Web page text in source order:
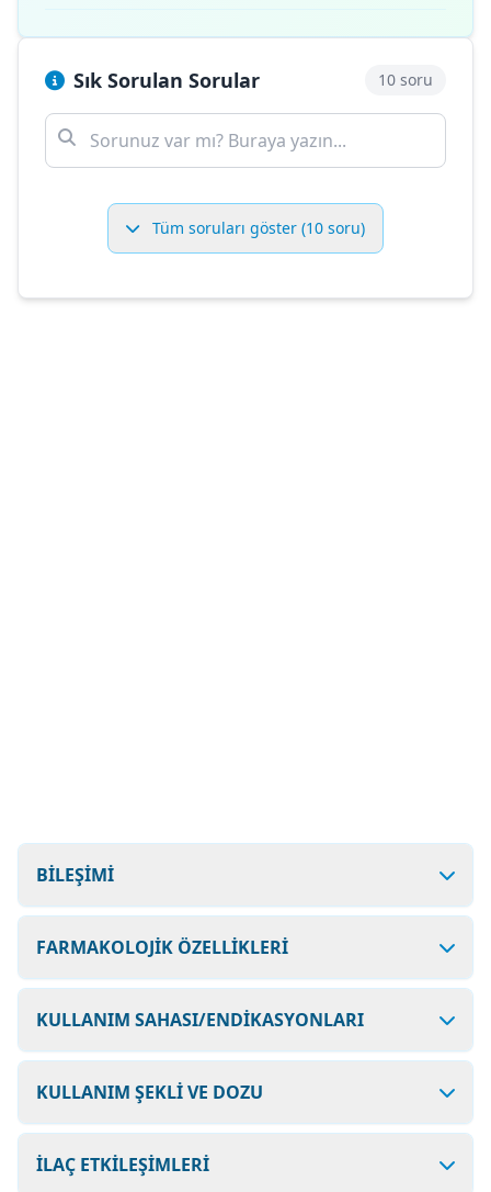
Sık Sorulan Sorular 10 soru
Tüm soruları göster (10 soru)
BİLEŞİMİ
FARMAKOLOJİK ÖZELLİKLERİ
KULLANIM SAHASI/ENDİKASYONLARI
KULLANIM ŞEKLİ VE DOZU
İLAÇ ETKİLEŞİMLERİ